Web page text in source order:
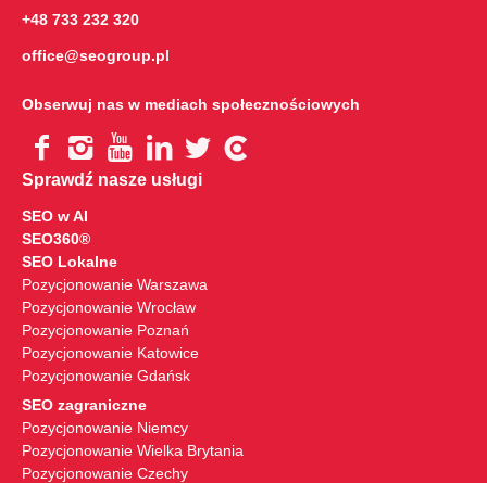
+48 733 232 320
office@seogroup.pl
Obserwuj nas w mediach społecznościowych
Sprawdź nasze usługi
SEO w AI
SEO360®
SEO Lokalne
Pozycjonowanie Warszawa
Pozycjonowanie Wrocław
Pozycjonowanie Poznań
Pozycjonowanie Katowice
Pozycjonowanie Gdańsk
SEO zagraniczne
Pozycjonowanie Niemcy
Pozycjonowanie Wielka Brytania
Pozycjonowanie Czechy